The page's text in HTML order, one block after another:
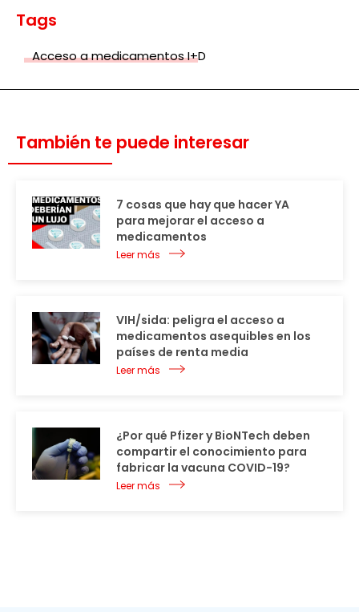
Tags
Acceso a medicamentos I+D
También te puede interesar
7 cosas que hay que hacer YA
para mejorar el acceso a
medicamentos
Leer más
VIH/sida: peligra el acceso a
medicamentos asequibles en los
países de renta media
Leer más
¿Por qué Pfizer y BioNTech deben
compartir el conocimiento para
fabricar la vacuna COVID-19?
Leer más